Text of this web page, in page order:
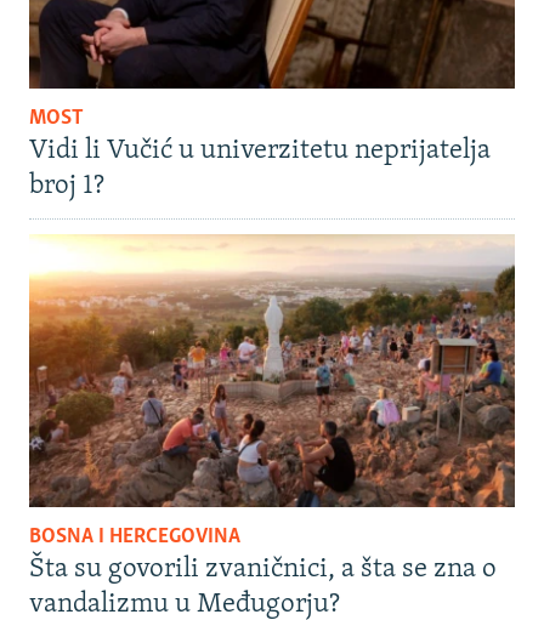
MOST
Vidi li Vučić u univerzitetu neprijatelja
broj 1?
BOSNA I HERCEGOVINA
Šta su govorili zvaničnici, a šta se zna o
vandalizmu u Međugorju?